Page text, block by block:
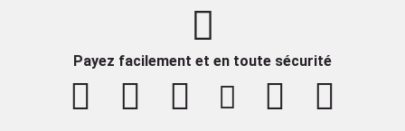
Payez facilement et en toute sécurité